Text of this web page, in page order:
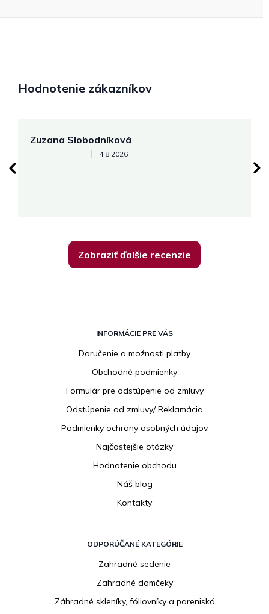
Hodnotenie zákazníkov
Zuzana Slobodníková
Hodnotenie obchodu je 5 z 5 hviezdičiek.
| 4.8.2026
Zobraziť ďalšie recenzie
INFORMÁCIE PRE VÁS
Doručenie a možnosti platby
Obchodné podmienky
Formulár pre odstúpenie od zmluvy
Odstúpenie od zmluvy/ Reklamácia
Podmienky ochrany osobných údajov
Najčastejšie otázky
Hodnotenie obchodu
Náš blog
Kontakty
ODPORÚČANÉ KATEGÓRIE
Zahradné sedenie
Zahradné domčeky
Záhradné skleníky, fóliovníky a pareniská